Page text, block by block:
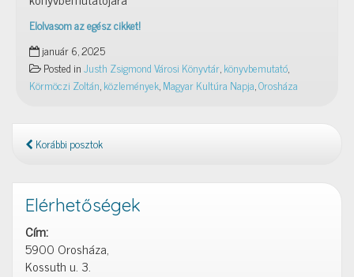
Elolvasom az egész cikket!
2025.
január
21.,
17
Körmöczi
Zoltán
könyvbemutatója
január 6, 2025
Posted inJusth Zsigmond Városi Könyvtár,könyvbemutató,
Körmöczi Zoltán,közlemények,Magyar Kultúra Napja,Orosháza
Korábbi posztok
Elérhetőségek
Cím:
5900 Orosháza,
Kossuth u. 3.